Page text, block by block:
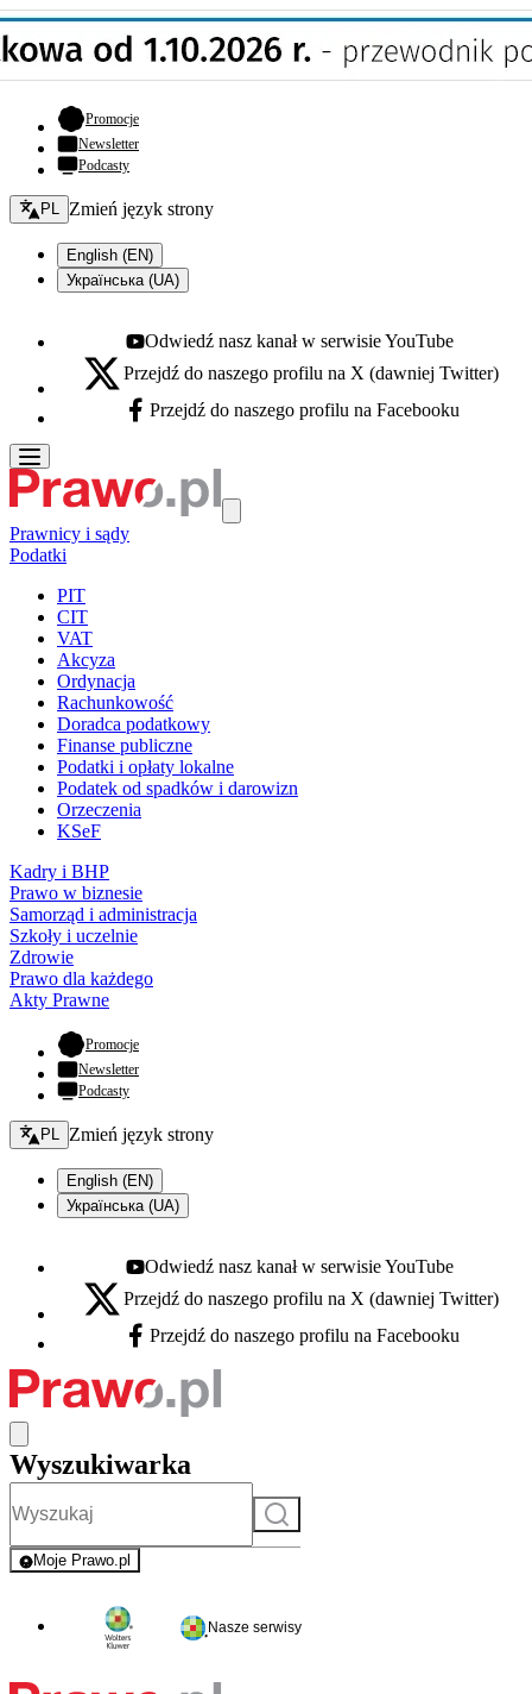
Promocje- otwiera się w nowej karcie
Newsletter
Podcasty
Zmień język - bieżący:
PL Zmień język strony
English (EN)
Українська (UA)
Youtube - otwiera się w nowej karcie
Odwiedź nasz kanał w serwisie YouTube
X - otwiera się w nowej karcie
Przejdź do naszego profilu na X (dawniej Twitter)
Facebook - otwiera się w nowej karcie
Przejdź do naszego profilu na Facebooku
Prawnicy i sądy
Podatki
PIT
CIT
VAT
Akcyza
Ordynacja
Rachunkowość
Doradca podatkowy
Finanse publiczne
Podatki i opłaty lokalne
Podatek od spadków i darowizn
Orzeczenia
KSeF
Kadry i BHP
Prawo w biznesie
Samorząd i administracja
Szkoły i uczelnie
Zdrowie
Prawo dla każdego
Akty Prawne
Promocje- otwiera się w nowej karcie
Newsletter
Podcasty
Zmień język - bieżący:
PL Zmień język strony
English (EN)
Українська (UA)
Youtube - otwiera się w nowej karcie
Odwiedź nasz kanał w serwisie YouTube
X - otwiera się w nowej karcie
Przejdź do naszego profilu na X (dawniej Twitter)
Facebook - otwiera się w nowej karcie
Przejdź do naszego profilu na Facebooku
Wyszukiwarka
Szukaj
Moje Prawo.pl
- rejestracja i logowanie do serwisu
Nasze serwisy